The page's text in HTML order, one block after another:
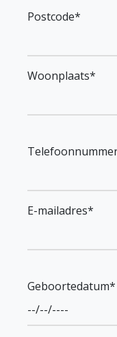
Postcode*
Woonplaats*
E-mailadres*
Geboortedatum*